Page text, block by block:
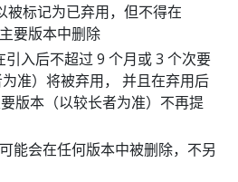
被标记为已弃用，但不得在
要版本中删除
引入后不超过 9 个月或 3 个次要
准）将被弃用， 并且在弃用后
版本（以较长者为准）不再提
能会在任何版本中被删除，不另